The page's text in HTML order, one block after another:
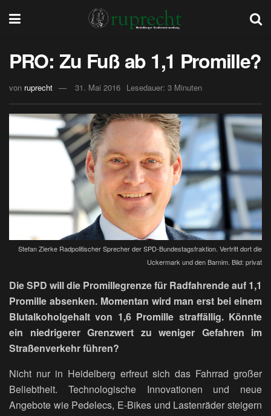
PRO: Zu Fuß ab 1,1 Promille?
von ruprecht 31. Mai 2016 Lesedauer: 3 Minuten
Stefan Zierke Radpolitischer Sprecher der SPD-Bundestagsfraktion. Vertritt dort die
Uckermark und den Barnim. Bild: privat
Die SPD will die Promillegrenze für Radfahrende auf 1,1
Promille absenken. Momentan wird man erst bei einem
Blutalkoholgehalt von 1,6 Promille straffällig. Könnte
ein niedrigerer Grenzwert zu weniger Gefahren im
Straßenverkehr führen?
Nicht nur in Heidelberg erfreut sich das Fahrrad großer
Beliebtheit. Technologische Innovationen und neue
Angebote wie Pedelecs, E-Bikes und Lastenräder steigern